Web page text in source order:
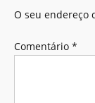
O seu endereço
Comentário *